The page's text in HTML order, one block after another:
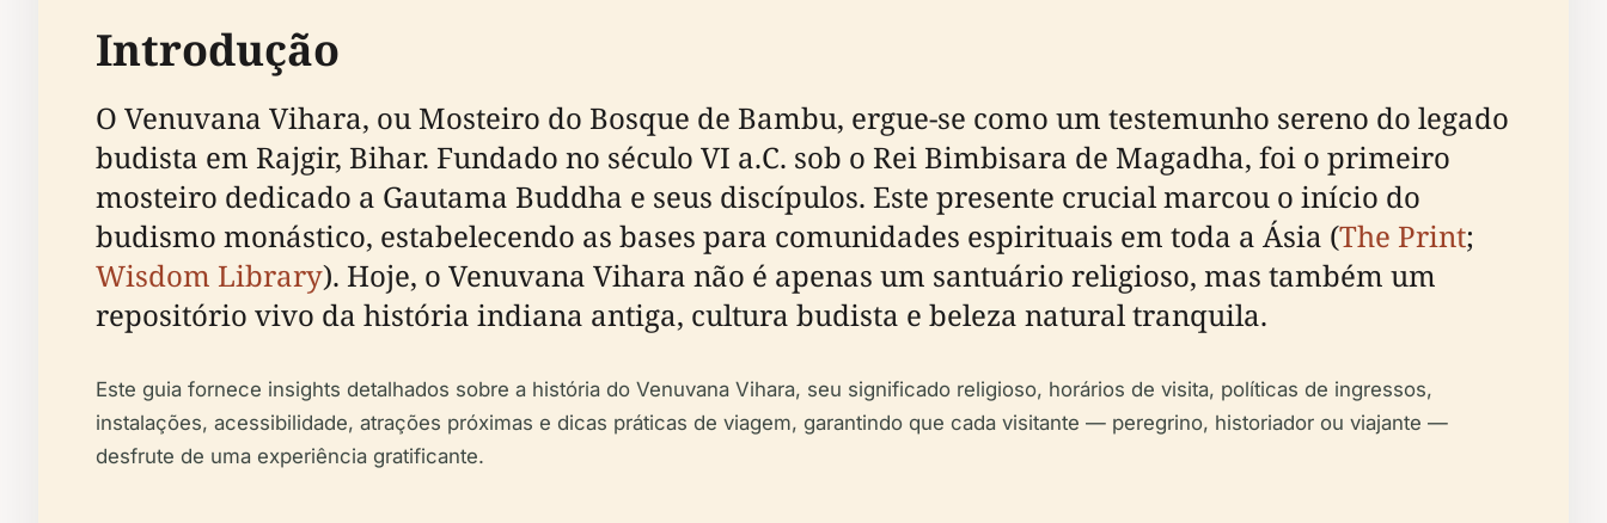
Introdução
O Venuvana Vihara, ou Mosteiro do Bosque de Bambu, ergue-se como um testemunho sereno do legado
budista em Rajgir, Bihar. Fundado no século VI a.C. sob o Rei Bimbisara de Magadha, foi o primeiro
mosteiro dedicado a Gautama Buddha e seus discípulos. Este presente crucial marcou o início do
budismo monástico, estabelecendo as bases para comunidades espirituais em toda a Ásia (The Print;
Wisdom Library). Hoje, o Venuvana Vihara não é apenas um santuário religioso, mas também um
repositório vivo da história indiana antiga, cultura budista e beleza natural tranquila.
Este guia fornece insights detalhados sobre a história do Venuvana Vihara, seu significado religioso, horários de visita, políticas de ingressos,
instalações, acessibilidade, atrações próximas e dicas práticas de viagem, garantindo que cada visitante — peregrino, historiador ou viajante —
desfrute de uma experiência gratificante.